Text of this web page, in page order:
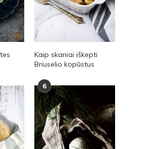
Kaip skaniai iškepti
Briuselio kopūstus
6